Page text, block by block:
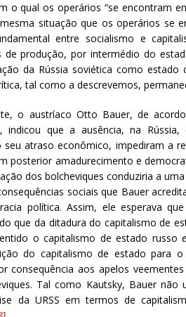
o qual os operários “se encontram
situação que os operários se
entre socialismo e
produção, por intermédio do
da Rússia soviética como estado
tal como a descrevemos,
o austríaco Otto Bauer, de
indicou que a ausência, na
atraso econômico, impediram a
posterior amadurecimento e
dos bolcheviques conduziria a
sociais que Bauer
política. Assim, ele esperava
que da ditadura do capitalismo de
o capitalismo de estado russo
do capitalismo de estado para
consequência aos apelos
Tal como Kautsky, Bauer não
da URSS em termos de